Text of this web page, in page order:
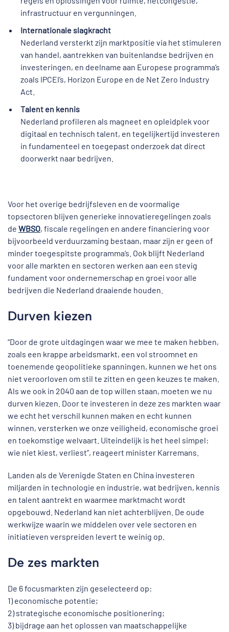
infrastructuur en vergunningen.
Internationale slagkracht
Nederland versterkt zijn marktpositie via het stimuleren
van handel, aantrekken van buitenlandse bedrijven en
investeringen, en deelname aan Europese programma’s
zoals IPCEI’s, Horizon Europe en de Net Zero Industry
Act.
Talent en kennis
Nederland profileren als magneet en opleidplek voor
digitaal en technisch talent, en tegelijkertijd investeren
in fundamenteel en toegepast onderzoek dat direct
doorwerkt naar bedrijven.
Voor het overige bedrijfsleven en de voormalige
topsectoren blijven generieke innovatieregelingen zoals
de WBSO, fiscale regelingen en andere financiering voor
bijvoorbeeld verduurzaming bestaan, maar zijn er geen of
minder toegespitste programma’s. Ook blijft Nederland
voor alle markten en sectoren werken aan een stevig
fundament voor ondernemerschap en groei voor alle
bedrijven die Nederland draaiende houden.
Durven kiezen
“Door de grote uitdagingen waar we mee te maken hebben,
zoals een krappe arbeidsmarkt, een vol stroomnet en
toenemende geopolitieke spanningen, kunnen we het ons
niet veroorloven om stil te zitten en geen keuzes te maken.
Als we ook in 2040 aan de top willen staan, moeten we nu
durven kiezen. Door te investeren in deze zes markten waar
we echt het verschil kunnen maken en echt kunnen
winnen, versterken we onze veiligheid, economische groei
en toekomstige welvaart. Uiteindelijk is het heel simpel:
wie niet kiest, verliest”, reageert minister Karremans.
Landen als de Verenigde Staten en China investeren
miljarden in technologie en industrie, wat bedrijven, kennis
en talent aantrekt en waarmee marktmacht wordt
opgebouwd. Nederland kan niet achterblijven. De oude
werkwijze waarin we middelen over vele sectoren en
initiatieven verspreiden levert te weinig op.
De zes markten
De 6 focusmarkten zijn geselecteerd op:
1) economische potentie;
2) strategische economische positionering;
3) bijdrage aan het oplossen van maatschappelijke